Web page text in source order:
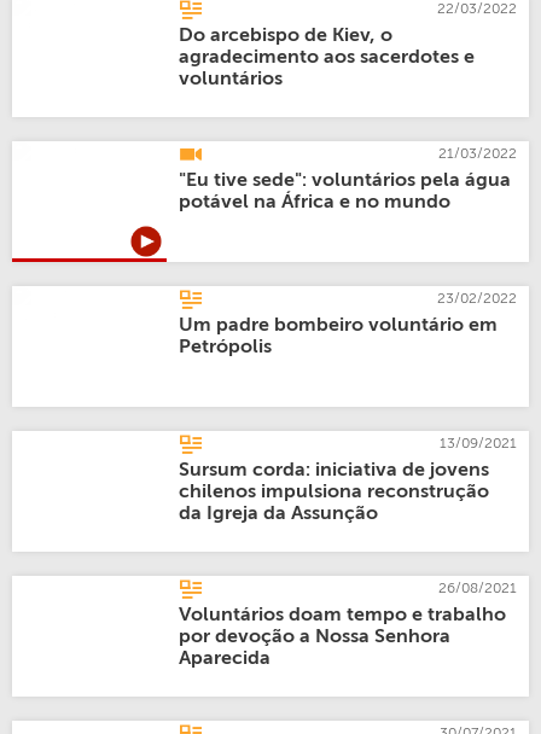
22/03/2022
Do arcebispo de Kiev, o
agradecimento aos sacerdotes e
voluntários
21/03/2022
"Eu tive sede": voluntários pela água
potável na África e no mundo
23/02/2022
Um padre bombeiro voluntário em
Petrópolis
13/09/2021
Sursum corda: iniciativa de jovens
chilenos impulsiona reconstrução
da Igreja da Assunção
26/08/2021
Voluntários doam tempo e trabalho
por devoção a Nossa Senhora
Aparecida